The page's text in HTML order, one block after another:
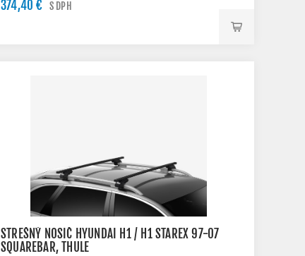
374,40 € S DPH
STREŠNÝ NOSIČ HYUNDAI H1 / H1 STAREX 97-07
SQUAREBAR, THULE